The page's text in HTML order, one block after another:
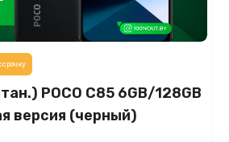
POCO C85 6GB/128GB
версия (черный)